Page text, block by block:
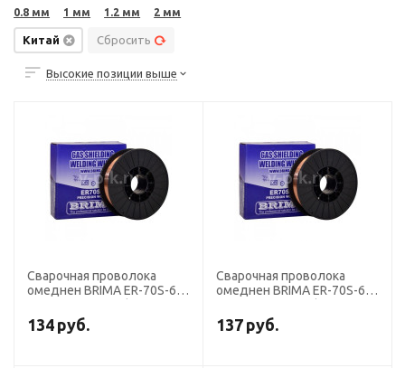
0.8 мм 1 мм 1.2 мм 2 мм
Китай Сбросить
Высокие позиции выше
Сварочная проволока
омеднен BRIMA ER-70S-6
15 кг аналог СВ-08ГС)
134 руб.
Сварочная проволока
омеднен BRIMA ER-70S-6
15 кг аналог СВ-08ГС)
137 руб.